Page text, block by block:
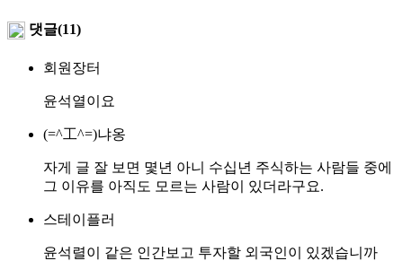
댓글(11)
회원장터
윤석열이요
(=^工^=)냐옹
자게 글 잘 보면 몇년 아니 수십년 주식하는 사람들 중에
그 이유를 아직도 모르는 사람이 있더라구요.
스테이플러
윤석렬이 같은 인간보고 투자할 외국인이 있겠습니까